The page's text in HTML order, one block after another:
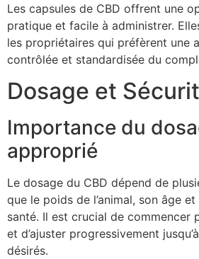
Les capsules de CBD offrent une
pratique et facile à administrer.
les propriétaires qui préfèrent une
contrôlée et standardisée du
Dosage et
Importance du
approprié
Le dosage du CBD dépend de
que le poids de l’animal, son âge
santé. Il est crucial de commencer
et d’ajuster progressivement
désirés.